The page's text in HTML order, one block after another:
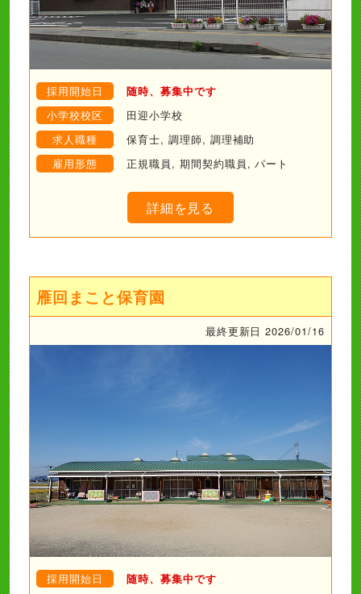
採用開始日 随時、募集中です
小学校校区
田迎小学校
求人職種
保育士, 調理師, 調理補助
雇用形態
正規職員, 期間契約職員, パート
詳細を見る
雁回まこと保育園
最終更新日 2026/01/16
採用開始日 随時、募集中です